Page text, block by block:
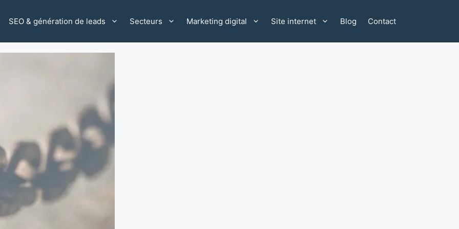
SEO & génération de leads Secteurs Marketing digital Site internet Blog Contact